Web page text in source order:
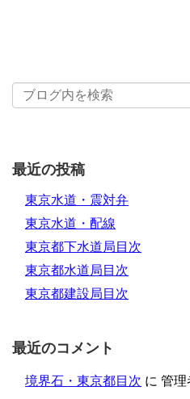
最近の投稿
東京水道・震対弁
東京水道・配線
東京都下水道局目次
東京都水道局目次
東京都建設局目次
最近のコメント
境界石・東京都目次 に 管理